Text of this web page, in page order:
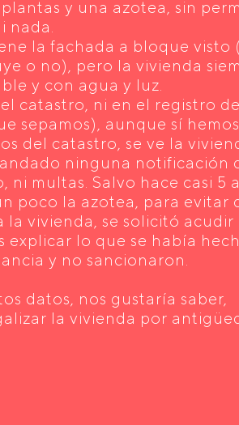
y una azotea, sin
nada.
la fachada a bloque visto
o no), pero la vivienda
y con agua y luz.
catastro, ni en el registro
sepamos), aunque sí
del catastro, se ve la
ninguna notificación
ni multas. Salvo hace casi 5
poco la azotea, para evitar
la vivienda, se solicitó acudir
explicar lo que se había
y no sancionaron.
datos, nos gustaría saber,
la vivienda por